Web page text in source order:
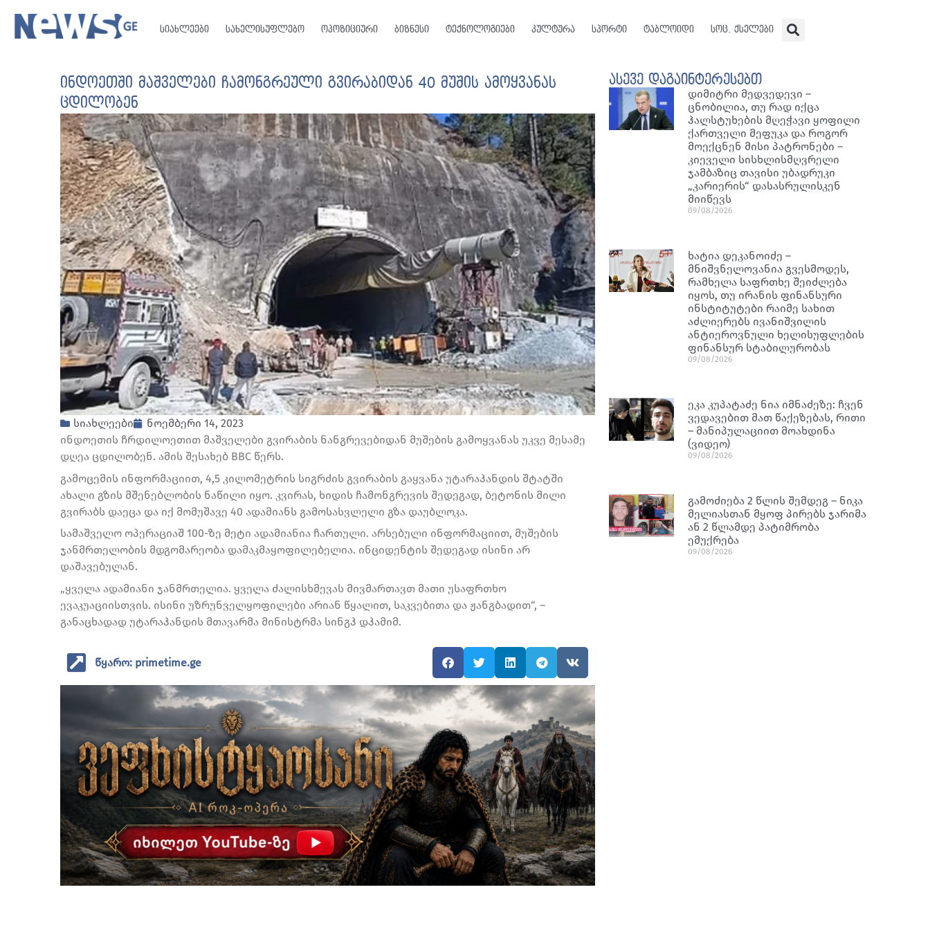
სიახლეები სახელისუფლებო ოპოზიციური ბიზნესი ტექნოლოგიები კულტურა სპორტი ტაბლოიდი სოც. ქსელები
ინდოეთში მაშველები ჩამონგრეული გვირაბიდან 40 მუშის ამოყვანას
ცდილობენ
სიახლეები
ნოემბერი 14, 2023
ინდოეთის ჩრდილოეთით მაშველები გვირაბის ნანგრევებიდან მუშების გამოყვანას უკვე მესამე
დღეა ცდილობენ. ამის შესახებ BBC წერს.
გამოცემის ინფორმაციით, 4,5 კილომეტრის სიგრძის გვირაბის გაყვანა უტარაჰანდის შტატში
ახალი გზის მშენებლობის ნაწილი იყო. კვირას, ხიდის ჩამონგრევის შედეგად, ბეტონის მილი
გვირაბს დაეცა და იქ მომუშავე 40 ადამიანს გამოსასვლელი გზა დაუბლოკა.
სამაშველო ოპერაციაშ 100-ზე მეტი ადამიანია ჩართული. არსებული ინფორმაციით, მუშების
ჯანმრთელობის მდგომარეობა დამაკმაყოფილებელია. ინციდენტის შედეგად ისინი არ
დაშავებულან.
„ყველა ადამიანი ჯანმრთელია. ყველა ძალისხმევას მივმართავთ მათი უსაფრთხო
ევაკუაციისთვის. ისინი უზრუნველყოფილები არიან წყალით, საკვებითა და ჟანგბადით“, –
განაცხადად უტარაჰანდის მთავარმა მინისტრმა სინგჰ დჰამიმ.
წყარო: primetime.ge
ასევე დაგაინტერესებთ
დიმიტრი მედვედევი –
ცნობილია, თუ რად იქცა
ჰალსტუხების მღეჭავი ყოფილი
ქართველი მეფუკა და როგორ
მოექცნენ მისი პატრონები –
კიეველი სისხლისმღვრელი
ჯამბაზიც თავისი უბადრუკი
„კარიერის“ დასასრულისკენ
მიიწევს
09/08/2026
ხატია დეკანოიძე –
მნიშვნელოვანია გვესმოდეს,
რამხელა საფრთხე შეიძლება
იყოს, თუ ირანის ფინანსური
ინსტიტუტები რაიმე სახით
აძლიერებს ივანიშვილის
ანტიეროვნული ხელისუფლების
ფინანსურ სტაბილურობას
09/08/2026
ეკა კუპატაძე ნია იმნაძეზე: ჩვენ
ვედავებით მათ წაქეზებას, რითი
– მანიპულაციით მოახდინა
(ვიდეო)
09/08/2026
გამოძიება 2 წლის შემდეგ – ნიკა
მელიასთან მყოფ პირებს ჯარიმა
ან 2 წლამდე პატიმრობა
ემუქრება
09/08/2026